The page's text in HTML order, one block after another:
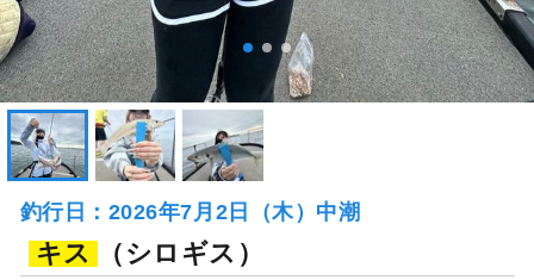
釣行日：2026年7月2日（木）中潮
キス
（シロギス）